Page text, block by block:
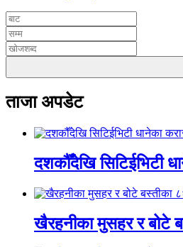
ताजा अपडेट
दशकौँदेखि सिटिईभिटी
खैरहनीका मुसहर र बोटे